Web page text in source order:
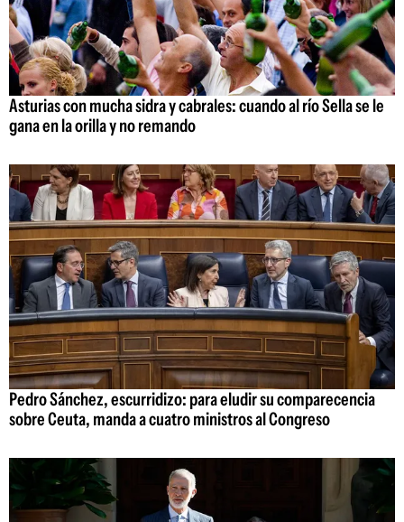
Asturias con mucha sidra y cabrales: cuando al río Sella se le
gana en la orilla y no remando
Pedro Sánchez, escurridizo: para eludir su comparecencia
sobre Ceuta, manda a cuatro ministros al Congreso